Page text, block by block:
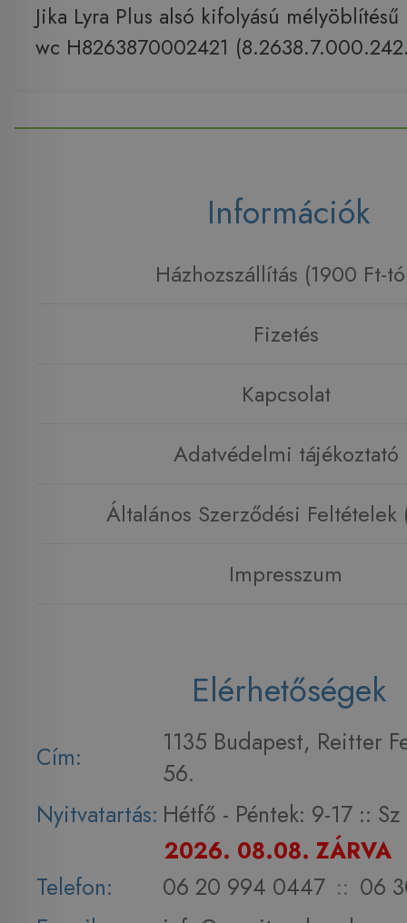
Jika Lyra Plus alsó kifolyású
wc H8263870002421
Információk
Házhozszállítás (1900 Ft-
Fizetés
Kapcsolat
Adatvédelmi tájékoztató
Általános Szerződési Feltételek
Impresszum
Elérhetőségek
Cím:
1135 Budapest, Reitter
56.
Nyitvatartás: Hétfő - Péntek: 9-17 :: Sz
2026. 08.08. ZÁRVA
Telefon:
06 20 994 0447 :: 06